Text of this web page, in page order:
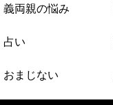
義両親の悩み
占い
おまじない